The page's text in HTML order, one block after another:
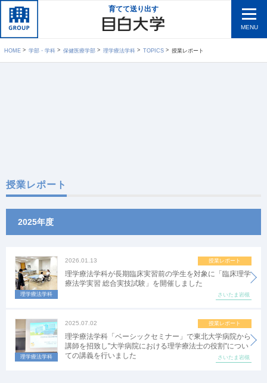
育てて送り出す
MENU
HOME 学部・学科 保健医療学部 理学療法学科 TOPICS 授業レポート
授業レポート
2025年度
2026.01.13 授業レポート
理学療法学科が長期臨床実習前の学生を対象に「臨床理学
療法学実習 総合実技試験」を開催しました
さいたま岩槻
理学療法学科
2025.07.02 授業レポート
理学療法学科「ベーシックセミナー」で東北大学病院から
講師を招致し"大学病院における理学療法士の役割"につい
ての講義を行いました
さいたま岩槻
理学療法学科